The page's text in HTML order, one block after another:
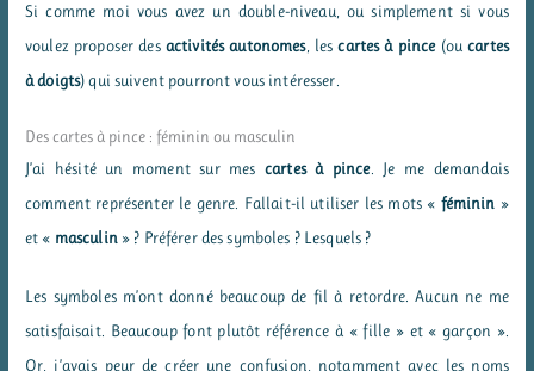
Si comme moi vous avez un double-niveau, ou simplement si vous
voulez proposer des activités autonomes, lescartes à pince(oucartes
à doigts) qui suivent pourront vous intéresser.
Des cartes à pince : féminin ou masculin
J’ai hésité un moment sur mescartes à pince. Je me demandais
comment représenter le genre. Fallait-il utiliser les mots « féminin »
et « masculin» ? Préférer des symboles ? Lesquels ?
Les symboles m’ont donné beaucoup de fil à retordre. Aucun ne me
satisfaisait. Beaucoup font plutôt référence à « fille » et « garçon ».
Or, j’avais peur de créer une confusion, notamment avec les noms